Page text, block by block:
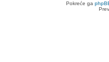
Pokreće ga